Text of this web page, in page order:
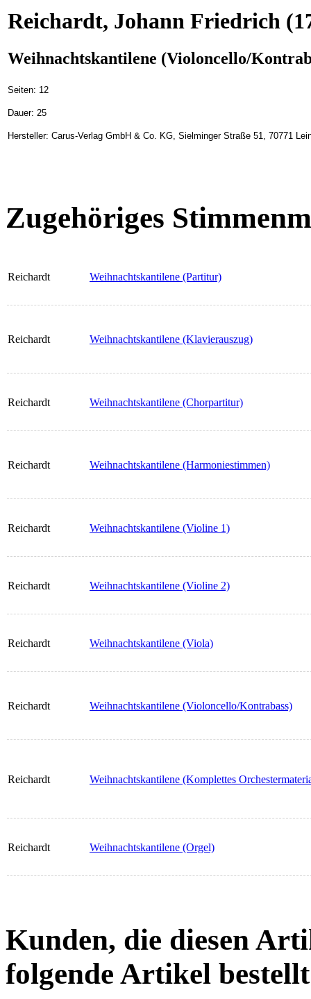
Reichardt, Johann Friedrich
Weihnachtskantilene (Violoncello/
Seiten: 12
Dauer: 25
Hersteller: Carus-Verlag GmbH & Co. KG, Sielminger Straße 51, 70771
Zugehöriges
Reichardt Weihnachtskantilene (Partitur)
Reichardt Weihnachtskantilene (Klavierauszug)
Reichardt Weihnachtskantilene (Chorpartitur)
Reichardt Weihnachtskantilene (Harmoniestimmen)
Reichardt Weihnachtskantilene (Violine 1)
Reichardt Weihnachtskantilene (Violine 2)
Reichardt Weihnachtskantilene (Viola)
Reichardt Weihnachtskantilene (Violoncello/Kontrabass)
Reichardt Weihnachtskantilene (Komplettes
Reichardt Weihnachtskantilene (Orgel)
Kunden, die diesen
folgende Artikel